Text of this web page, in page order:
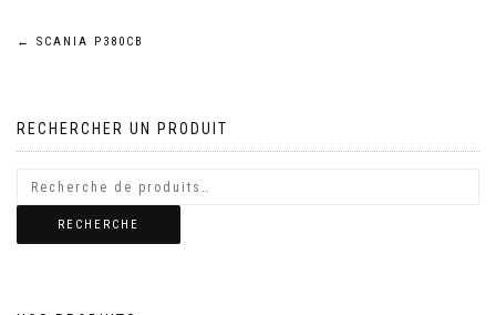
Navigation
l’article
← SCANIA P380CB
RECHERCHER UN PRODUIT
RECHERCHE